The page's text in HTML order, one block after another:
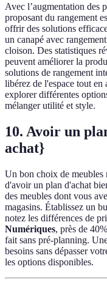
Avec l’augmentation des
proposant du rangement
offrir des solutions
un canapé avec
cloison. Des statistiques
peuvent améliorer la
solutions de rangement
libérez de l'espace tout en
explorer différentes
mélanger utilité et style.
10. Avoir un
achat}
Un bon choix de meubles
d'avoir un plan d'achat
des meubles dont vous
magasins. Établissez un
notez les différences de
Numériques, près de
fait sans pré-planning.
besoins sans dépasser
les options disponibles.